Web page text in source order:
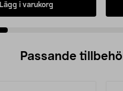
Lägg i varukorg
Passande